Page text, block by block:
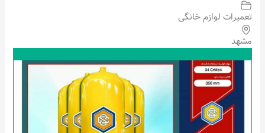
تعمیرات لوازم خانگی
مشهد